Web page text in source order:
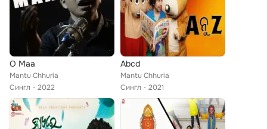
O Maa
Mantu Chhuria
Сингл
2022
Abcd
Mantu Chhuria
Сингл
2021